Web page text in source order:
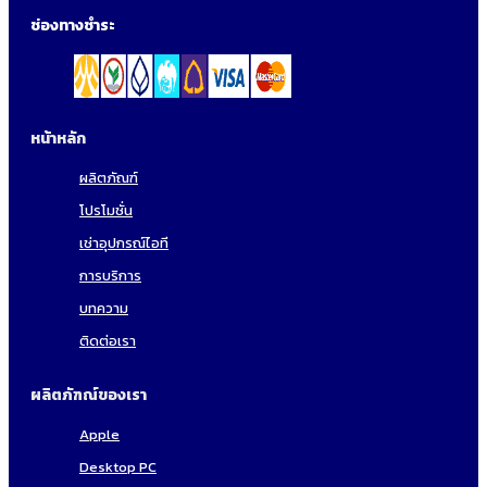
ช่องทางชำระ
หน้าหลัก
ผลิตภัณฑ์
โปรโมชั่น
เช่าอุปกรณ์ไอที
การบริการ
บทความ
ติดต่อเรา
ผลิตภัฑณ์ของเรา
Apple
Desktop PC